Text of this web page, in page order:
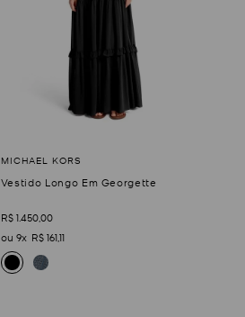
Vestido Longo Em Georgette
R$ 1.450,00
9
R$ 161,11